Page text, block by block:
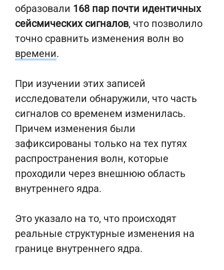
образовали 168 пар почти идентичных
сейсмических сигналов, что позволило
точно сравнить изменения волн во
времени.
При изучении этих записей
исследователи обнаружили, что часть
сигналов со временем изменилась.
Причем изменения были
зафиксированы только на тех путях
распространения волн, которые
проходили через внешнюю область
внутреннего ядра.
Это указало на то, что происходят
реальные структурные изменения на
границе внутреннего ядра.